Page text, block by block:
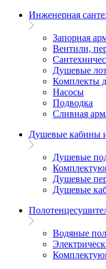
Инженерная
Запорная
Вентили,
Душевые
Комплекты
Насосы
Подводка
Сливная
Душевые кабины
Душевые
Душевые
Душевые
Водяные